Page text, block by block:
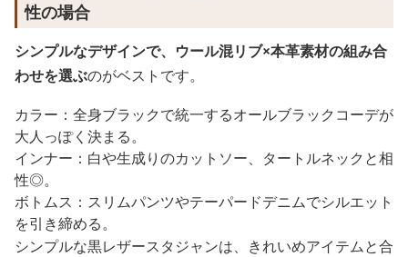
性の場合
シンプルなデザインで、ウール混リブ×本革素材の組み合
わせを選ぶのがベストです。
カラー：全身ブラックで統一するオールブラックコーデが
大人っぽく決まる。
インナー：白や生成りのカットソー、タートルネックと相
性◎。
ボトムス：スリムパンツやテーパードデニムでシルエット
を引き締める。
シンプルな黒レザースタジャンは、きれいめアイテムと合